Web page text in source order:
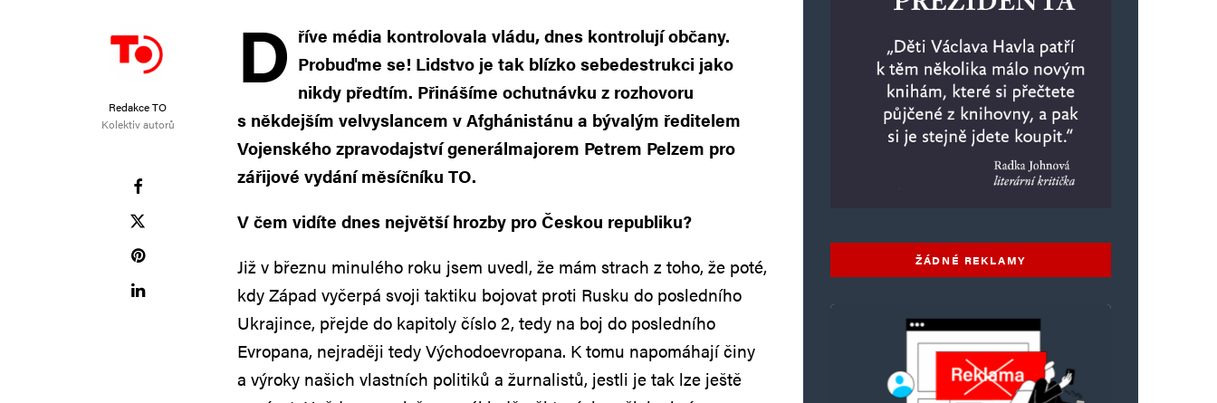
Redakce TO
Kolektiv autorů
D říve média kontrolovala vládu, dnes kontrolují občany.
Probuďme se! Lidstvo je tak blízko sebedestrukci jako
nikdy předtím. Přinášíme ochutnávku z rozhovoru
s někdejším velvyslancem v Afghánistánu a bývalým ředitelem
Vojenského zpravodajství generálmajorem Petrem Pelzem pro
zářijové vydání měsíčníku TO.
V čem vidíte dnes největší hrozby pro Českou republiku?
Již v březnu minulého roku jsem uvedl, že mám strach z toho, že poté,
kdy Západ vyčerpá svoji taktiku bojovat proti Rusku do posledního
Ukrajince, přejde do kapitoly číslo 2, tedy na boj do posledního
Evropana, nejraději tedy Východoevropana. K tomu napomáhají činy
a výroky našich vlastních politiků a žurnalistů, jestli je tak lze ještě
ŽÁDNÉ REKLAMY